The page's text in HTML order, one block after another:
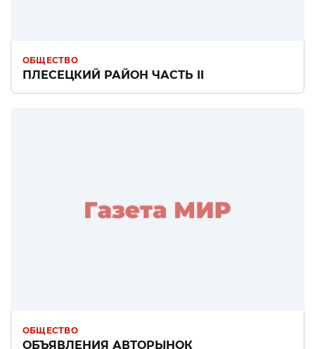
ОБЩЕСТВО
ПЛЕСЕЦКИЙ РАЙОН ЧАСТЬ II
ОБЩЕСТВО
ОБЪЯВЛЕНИЯ АВТОРЫНОК